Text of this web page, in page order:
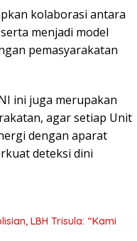
kolaborasi antara
menjadi model
pemasyarakatan
ini juga merupakan
agar setiap Unit
dengan aparat
deteksi dini
LBH Trisula: “Kami